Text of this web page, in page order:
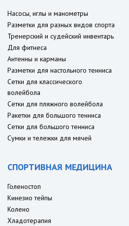
Насосы, иглы и манометры
Разметки для разных видов спорта
Тренерский и судейский инвентарь
Для фитнеса
Антенны и карманы
Разметки для настольного тенниса
Сетки для классического
волейбола
Сетки для пляжного волейбола
Ракетки для большого тенниса
Сетки для большого тенниса
Сумки и тележки для мячей
СПОРТИВНАЯ МЕДИЦИНА
Голеностоп
Кинезио тейпы
Колено
Хладотерапия